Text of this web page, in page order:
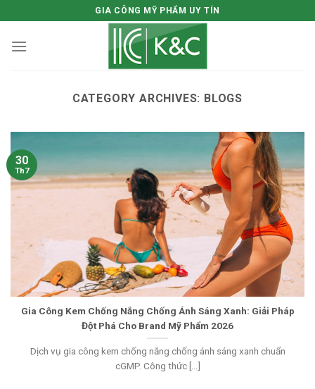
to
content
GIA CÔNG MỸ PHẨM UY TÍN
CATEGORY ARCHIVES: BLOGS
Gia Công Kem Chống Nắng Chống Ánh Sáng Xanh: Giải Pháp
Đột Phá Cho Brand Mỹ Phẩm 2026
Dịch vụ gia công kem chống nắng chống ánh sáng xanh chuẩn
cGMP. Công thức [...]
30
Th7